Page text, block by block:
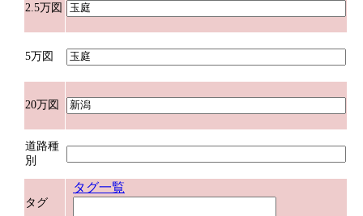
2.5万図
5万図
20万図
道路種
別
タグ
タグ一覧